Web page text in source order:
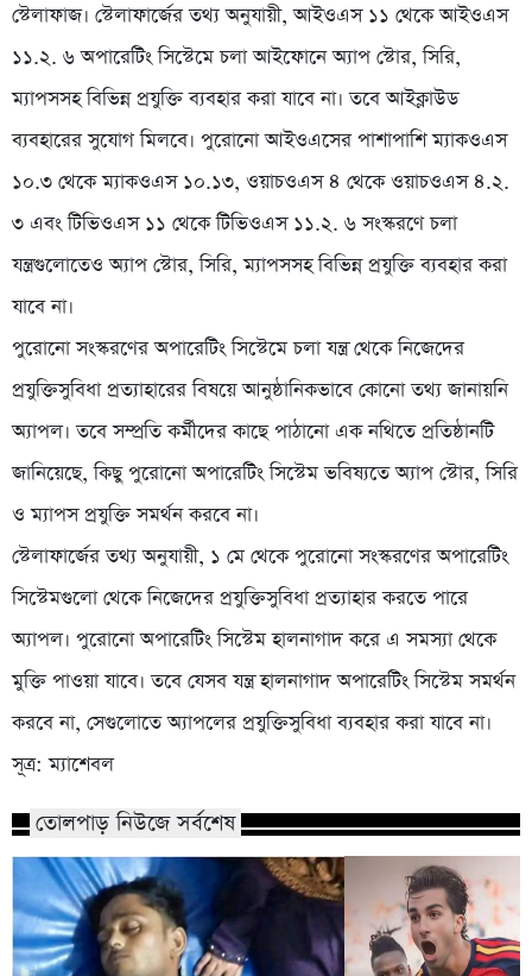
স্টেলাফাজ। স্টেলাফার্জের তথ্য অনুযায়ী, আইওএস ১১ থেকে আইওএস
১১.২. ৬ অপারেটিং সিস্টেমে চলা আইফোনে অ্যাপ স্টোর, সিরি,
ম্যাপসসহ বিভিন্ন প্রযুক্তি ব্যবহার করা যাবে না। তবে আইক্লাউড
ব্যবহারের সুযোগ মিলবে। পুরোনো আইওএসের পাশাপাশি ম্যাকওএস
১০.৩ থেকে ম্যাকওএস ১০.১৩, ওয়াচওএস ৪ থেকে ওয়াচওএস ৪.২.
৩ এবং টিভিওএস ১১ থেকে টিভিওএস ১১.২. ৬ সংস্করণে চলা
যন্ত্রগুলোতেও অ্যাপ স্টোর, সিরি, ম্যাপসসহ বিভিন্ন প্রযুক্তি ব্যবহার করা
যাবে না।
পুরোনো সংস্করণের অপারেটিং সিস্টেমে চলা যন্ত্র থেকে নিজেদের
প্রযুক্তিসুবিধা প্রত্যাহারের বিষয়ে আনুষ্ঠানিকভাবে কোনো তথ্য জানায়নি
অ্যাপল। তবে সম্প্রতি কর্মীদের কাছে পাঠানো এক নথিতে প্রতিষ্ঠানটি
জানিয়েছে, কিছু পুরোনো অপারেটিং সিস্টেম ভবিষ্যতে অ্যাপ স্টোর, সিরি
ও ম্যাপস প্রযুক্তি সমর্থন করবে না।
স্টেলাফার্জের তথ্য অনুযায়ী, ১ মে থেকে পুরোনো সংস্করণের অপারেটিং
সিস্টেমগুলো থেকে নিজেদের প্রযুক্তিসুবিধা প্রত্যাহার করতে পারে
অ্যাপল। পুরোনো অপারেটিং সিস্টেম হালনাগাদ করে এ সমস্যা থেকে
মুক্তি পাওয়া যাবে। তবে যেসব যন্ত্র হালনাগাদ অপারেটিং সিস্টেম সমর্থন
করবে না, সেগুলোতে অ্যাপলের প্রযুক্তিসুবিধা ব্যবহার করা যাবে না।
সূত্র: ম্যাশেবল
তোলপাড় নিউজে সর্বশেষ